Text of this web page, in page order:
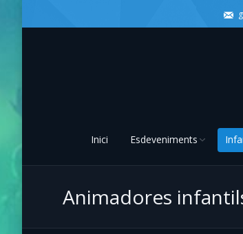
Inici Esdeveniments
Animadores